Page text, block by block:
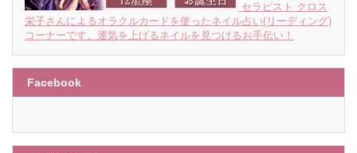
セラピスト クロス
栄子さんによるオラクルカードを使ったネイル占い(リーディング)
コーナーです。運気を上げるネイルを見つけるお手伝い！
Facebook